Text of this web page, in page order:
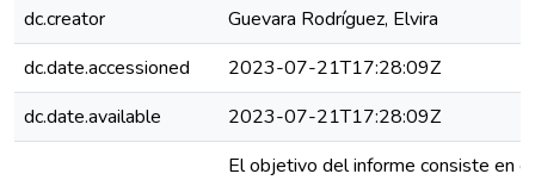
dc.creator
Guevara Rodríguez, Elvira
dc.date.accessioned
2023-07-21T17:28:09Z
dc.date.available
2023-07-21T17:28:09Z
El objetivo del informe consiste en